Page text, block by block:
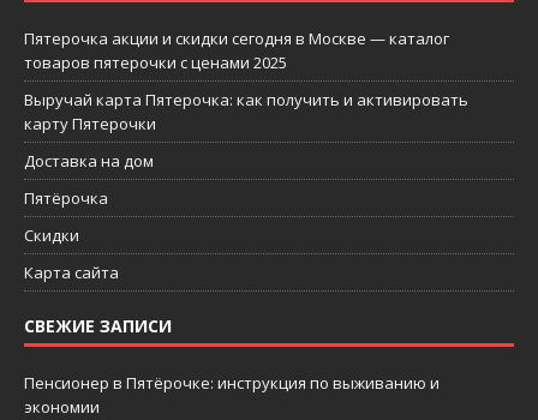
Пятерочка акции и скидки сегодня в Москве — каталог
товаров пятерочки с ценами 2025
Выручай карта Пятерочка: как получить и активировать
карту Пятерочки
Доставка на дом
Пятёрочка
Скидки
Карта сайта
СВЕЖИЕ ЗАПИСИ
Пенсионер в Пятёрочке: инструкция по выживанию и
экономии